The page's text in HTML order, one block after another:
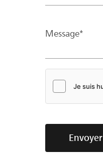
Message*
Envoyer